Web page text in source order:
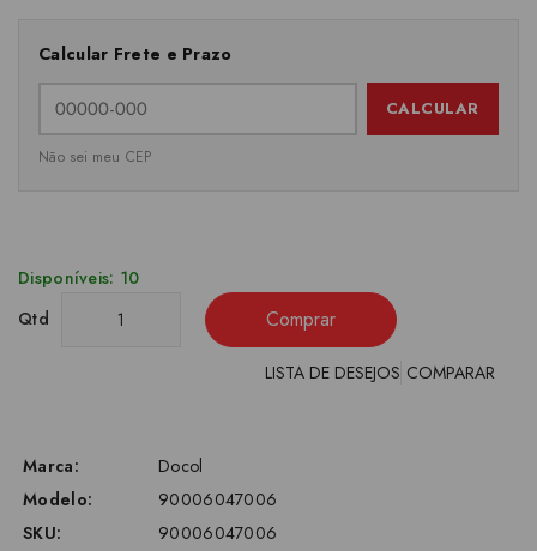
Calcular Frete e Prazo
CALCULAR
Não sei meu CEP
Disponíveis: 10
Qtd
Comprar
LISTA DE DESEJOS COMPARAR
Marca:
Docol
Modelo:
90006047006
SKU:
90006047006